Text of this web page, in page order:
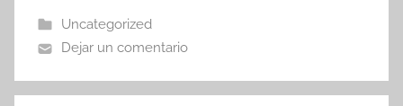
Uncategorized
Dejar un comentario